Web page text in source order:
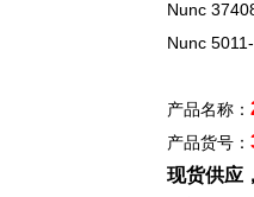
Nunc
Nunc
产品名称：
产品货号：
现货供应